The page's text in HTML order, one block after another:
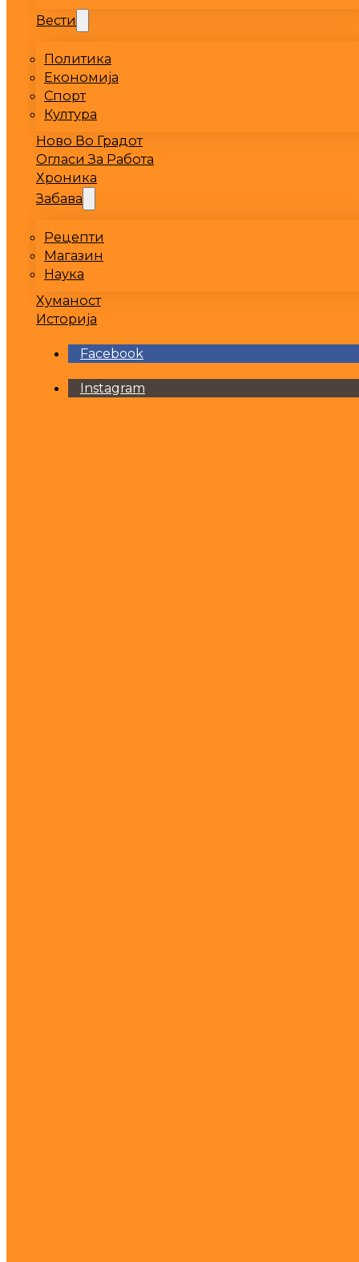
Вести
Политика
Економија
Спорт
Култура
Ново Во Градот
Огласи За Работа
Хроника
Забава
Рецепти
Магазин
Наука
Хуманост
Историја
Facebook
Instagram